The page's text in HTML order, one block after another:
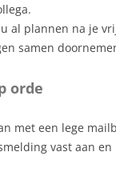
al plannen na je
samen
orde
met een lege
vast aan